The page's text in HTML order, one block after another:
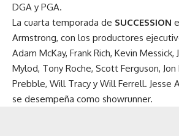
DGA y PGA.
La cuarta temporada de SUCCESSION
Armstrong, con los productores
Adam McKay, Frank Rich, Kevin Messick,
Mylod, Tony Roche, Scott Ferguson, Jon
Prebble, Will Tracy y Will Ferrell. Jesse
se desempeña como showrunner.